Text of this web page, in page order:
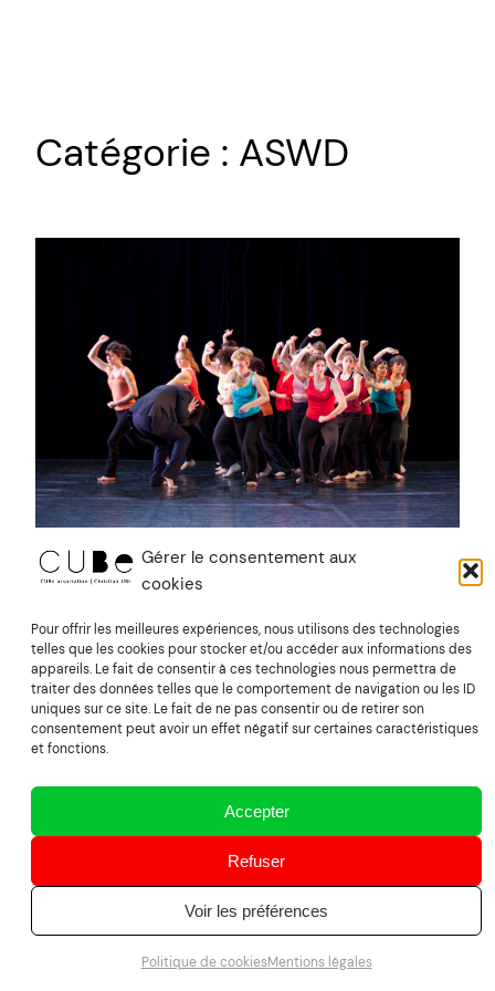
Gérer le consentement aux
cookies
Pour offrir les meilleures expériences, nous utilisons des technologies
telles que les cookies pour stocker et/ou accéder aux informations des
appareils. Le fait de consentir à ces technologies nous permettra de
traiter des données telles que le comportement de navigation ou les ID
uniques sur ce site. Le fait de ne pas consentir ou de retirer son
consentement peut avoir un effet négatif sur certaines caractéristiques
et fonctions.
Accepter
Refuser
Voir les préférences
Politique de cookiesMentions légales
Catégorie : ASWD
And So We Dance | 2012
dirigé par Emmanuelle Gorda et Christian Ubl
17/03/2013